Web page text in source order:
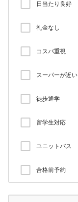
日当たり良好
礼金なし
コスパ重視
スーパーが近い
徒歩通学
留学生対応
ユニットバス
合格前予約